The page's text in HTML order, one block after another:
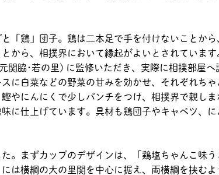
「鶏」団子。鶏は二本足で手を付けないことから
から、相撲界において縁起がよいとされています
関脇･若の里) に監修いただき、実際に相撲部屋へ
に白菜などの野菜の甘みを効かせ、それぞれちゃ
やにんにくで少しパンチをつけ、相撲界で親し
に仕上げています。具材も鶏団子やキャベツ、に
。まずカップのデザインは、「鶏塩ちゃんこ味う
は横綱の大の里関を中心に据え、両横綱を挟むよ